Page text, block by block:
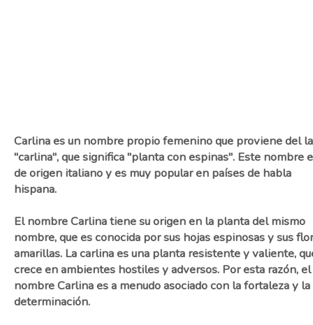
Carlina es un nombre propio femenino que proviene del
"carlina", que significa "planta con espinas". Este nombre
de origen italiano y es muy popular en países de habla
hispana.
El nombre Carlina tiene su origen en la planta del mismo
nombre, que es conocida por sus hojas espinosas y sus
amarillas. La carlina es una planta resistente y valiente,
crece en ambientes hostiles y adversos. Por esta razón, el
nombre Carlina es a menudo asociado con la fortaleza y la
determinación.